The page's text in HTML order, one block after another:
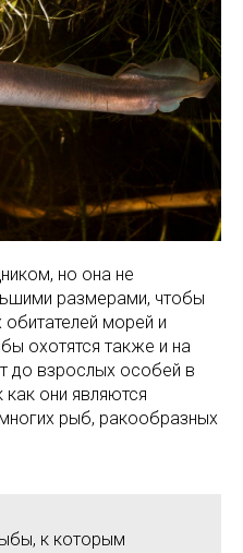
но она не
размерами, чтобы
морей и
охотятся также и на
до взрослых особей в
они являются
рыб, ракообразных
к которым